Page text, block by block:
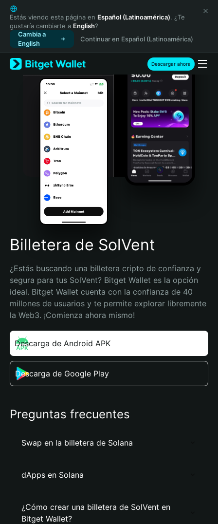
English
日本語
Tiếng Việt
Русский
Español (Latinoamérica)
Türkçe
Italiano
Português (Portugal)
Bahasa Indonesia
Português (Brasil)
Español (Argentina)
Estás viendo esta página en Español (Latinoamérica). ¿Te
gustaría cambiarte a English?
Cambia a
English
Continuar en Español (Latinoamérica)
Descargar ahora
Billetera de SolVent
¿Estás buscando una billetera cripto de confianza y
segura para tus SolVent? Bitget Wallet es la opción
ideal. Bitget Wallet cuenta con la confianza de 40
millones de usuarios y te permite explorar libremente
la Web3. ¡Comienza ahora mismo!
Descarga de Android APK
Descarga de Google Play
Preguntas frecuentes
Swap en la billetera de Solana
dApps en Solana
¿Cómo crear una billetera de SolVent en
Bitget Wallet?